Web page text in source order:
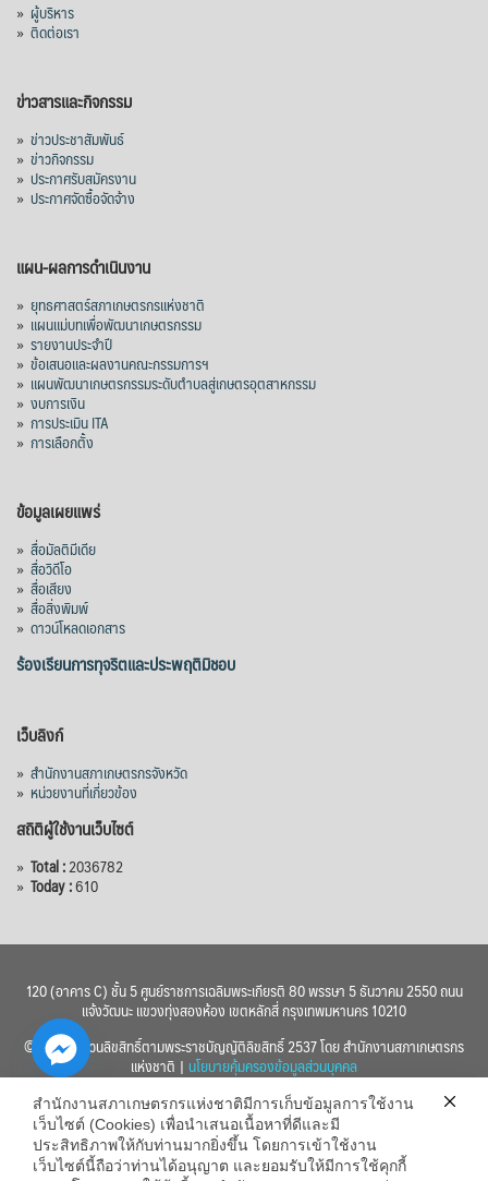
1.52 ล้านตัน ลด 61.71%
ส่งออกมันครึ่งปี 69 ปริมาณ 2.52 ล้านตัน
ลด 51.63% ยังดีที่ราคาขายดีกว่าปีก่อน
mgronline.com
View on Facebook
สภาเกษตรกรแห่งชาติ
1 day ago
คณะรัฐมนตรี อนุมัติโครงการอ่างเก็บน้ำ
คลองวังโตนด วงเงิน 7,200 ล้านบาท สะท้อน
ผลสำเร็จการผลักดันข้อเสนอเชิงนโยบายของ
เมื่อวันที่ 5 สิงหาคม 2569 คณะรัฐมนตรีมีมติ
อนุมัติโครงการอ่างเก็บน้ำคลองวังโตนด
จังหวัดจันทบุรี กรอบวงเงิน 7,200 ล้านบาท
กำหนดระยะเวลาดำเนินงาน 7 ปี (พ.ศ. 2570–
2576) โดยโครงการมีความจุ 99.50 ล้าน
ลูกบาศก์เมตร สามารถสนับสนุนพื้นที่
ชลประทานกว่า 87,700 ไร่ เพิ่ม
View on Facebook
» ผู้บริหาร
» ติดต่อเรา
ข่าวสารและกิจกรรม
» ข่าวประชาสัมพันธ์
» ข่าวกิจกรรม
» ประกาศรับสมัครงาน
» ประกาศจัดซื้อจัดจ้าง
แผน-ผลการดำเนินงาน
» ยุทธศาสตร์สภาเกษตรกรแห่งชาติ
» แผนแม่บทเพื่อพัฒนาเกษตรกรรม
» รายงานประจำปี
» ข้อเสนอและผลงานคณะกรรมการฯ
» แผนพัฒนาเกษตรกรรมระดับตำบลสู่เกษตรอุตสาหกรรม
» งบการเงิน
» การประเมิน ITA
» การเลือกตั้ง
ข้อมูลเผยแพร่
» สื่อมัลติมีเดีย
» สื่อวิดีโอ
» สื่อเสียง
» สื่อสิ่งพิมพ์
» ดาวน์โหลดเอกสาร
ร้องเรียนการทุจริตและประพฤติมิชอบ
เว็บลิงก์
» สำนักงานสภาเกษตรกรจังหวัด
» หน่วยงานที่เกี่ยวข้อง
สถิติผู้ใช้งานเว็บไซต์
» Total :2036782
» Today :610
120 (อาคาร C) ชั้น 5 ศูนย์ราชการเฉลิมพระเกียรติ 80 พรรษา 5 ธันวาคม 2550 ถนน
แจ้งวัฒนะ แขวงทุ่งสองห้อง เขตหลักสี่ กรุงเทพมหานคร 10210
© 2560 สงวนลิขสิทธิ์ตามพระราชบัญญัติลิขสิทธิ์ 2537 โดย สำนักงานสภาเกษตรกร
แห่งชาติ | นโยบายคุ้มครองข้อมูลส่วนบุคคล
สำนักงานสภาเกษตรกรแห่งชาติมีการเก็บข้อมูลการใช้งาน
เว็บไซต์ (Cookies) เพื่อนำเสนอเนื้อหาที่ดีและมี
ประสิทธิภาพให้กับท่านมากยิ่งขึ้น โดยการเข้าใช้งาน
เว็บไซต์นี้ถือว่าท่านได้อนุญาต และยอมรับให้มีการใช้คุกกี้